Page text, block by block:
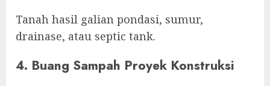
Tanah hasil galian pondasi, sumur,
drainase, atau septic tank.
4. Buang Sampah Proyek Konstruksi